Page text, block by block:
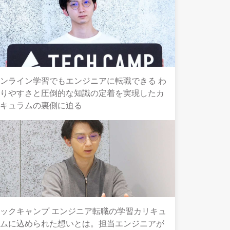
ライン学習でもエンジニアに転職できる わ
やすさと圧倒的な知識の定着を実現したカ
ュラムの裏側に迫る
クキャンプ エンジニア転職の学習カリキュ
に込められた想いとは。担当エンジニアが